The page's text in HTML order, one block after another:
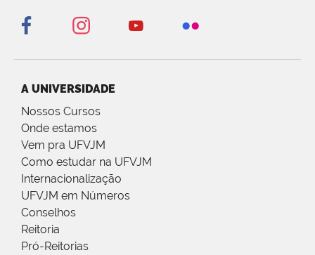
A UNIVERSIDADE
Nossos Cursos
Onde estamos
Vem pra UFVJM
Como estudar na UFVJM
Internacionalização
UFVJM em Números
Conselhos
Reitoria
Pró-Reitorias